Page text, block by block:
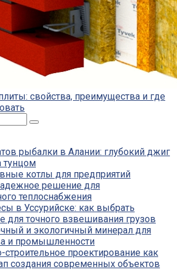
свойства, преимущества и где
рыбалки в Алании: глубокий джиг
тунцом
котлы для предприятий
решение для
теплоснабжения
в Уссурийске: как выбрать
для точного взвешивания грузов
и экологичный минерал для
и промышленности
строительное проектирование как
создания современных объектов